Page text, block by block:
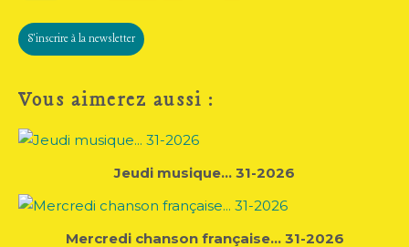
S'inscrire à la newsletter
Vous aimerez aussi :
Jeudi musique... 31-2026
Mercredi chanson française... 31-2026